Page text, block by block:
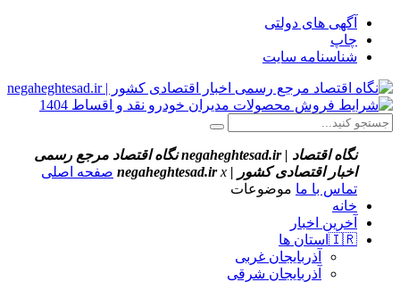
آگهی های دولتی
چاپ
شناسنامه سایت
نگاه اقتصاد | negaheghtesad.ir
نگاه اقتصاد مرجع رسمی
اخبار اقتصادی کشور | negaheghtesad.ir x
صفحه اصلی
تماس با ما موضوعات
خانه
آخرین اخبار
🇮🇷استان ‌ها
آذربایجان غربی
آذربایجان شرقی